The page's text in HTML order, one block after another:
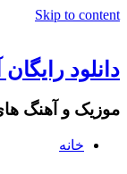
Skip to content
دانلود
موزیک و آهنگ
خانه